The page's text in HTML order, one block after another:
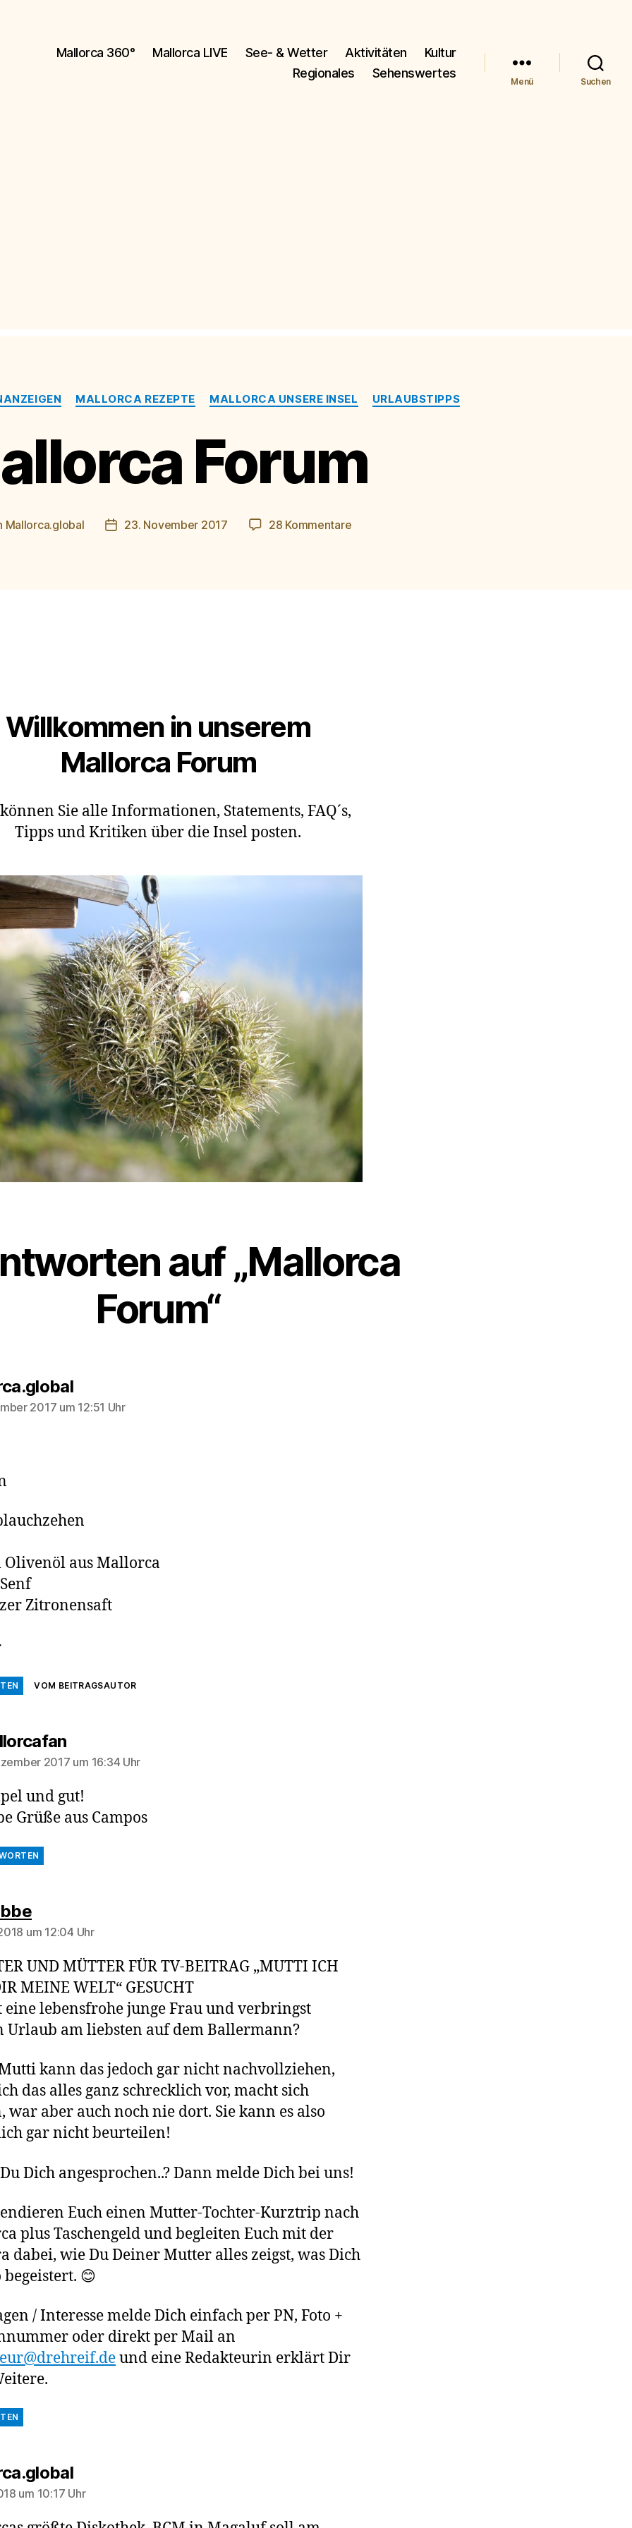
Mallorca 360° Mallorca LIVE See- & Wetter Aktivitäten
Kultur
Regionales
Sehenswertes
Menü Suchen
Kategorien
MALLORCA REZEPTE MALLORCA UNSERE INSEL URLAUBSTIPPS
Forum
Mallorca.global Veröffentlichungsdatum
23. November 2017 28 Kommentarezu
Willkommen in unserem
Mallorca Forum
Sie alle Informationen, Statements, FAQ´s,
Tipps und Kritiken über die Insel posten.
auf „Mallorca
Forum“
sagt:
2017 um 12:51 Uhr
Olivenöl aus Mallorca
Zitronensaft
VOM BEITRAGSAUTOR
sagt:
2017 um 16:34 Uhr
und gut!
Grüße aus Campos
sagt:
um 12:04 Uhr
UND MÜTTER FÜR TV-BEITRAG „MUTTI ICH
MEINE WELT“ GESUCHT
eine lebensfrohe junge Frau und verbringst
Urlaub am liebsten auf dem Ballermann?
kann das jedoch gar nicht nachvollziehen,
das alles ganz schrecklich vor, macht sich
war aber auch noch nie dort. Sie kann es also
gar nicht beurteilen!
Dich angesprochen..? Dann melde Dich bei uns!
Euch einen Mutter-Tochter-Kurztrip nach
plus Taschengeld und begleiten Euch mit der
dabei, wie Du Deiner Mutter alles zeigst, was Dich
begeistert. 😊
/ Interesse melde Dich einfach per PN, Foto +
oder direkt per Mail an
und eine Redakteurin erklärt Dir
sagt:
um 10:17 Uhr